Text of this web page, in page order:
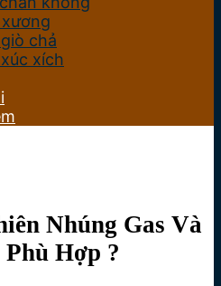
chả
xích
Nhúng Gas Và
Hợp ?